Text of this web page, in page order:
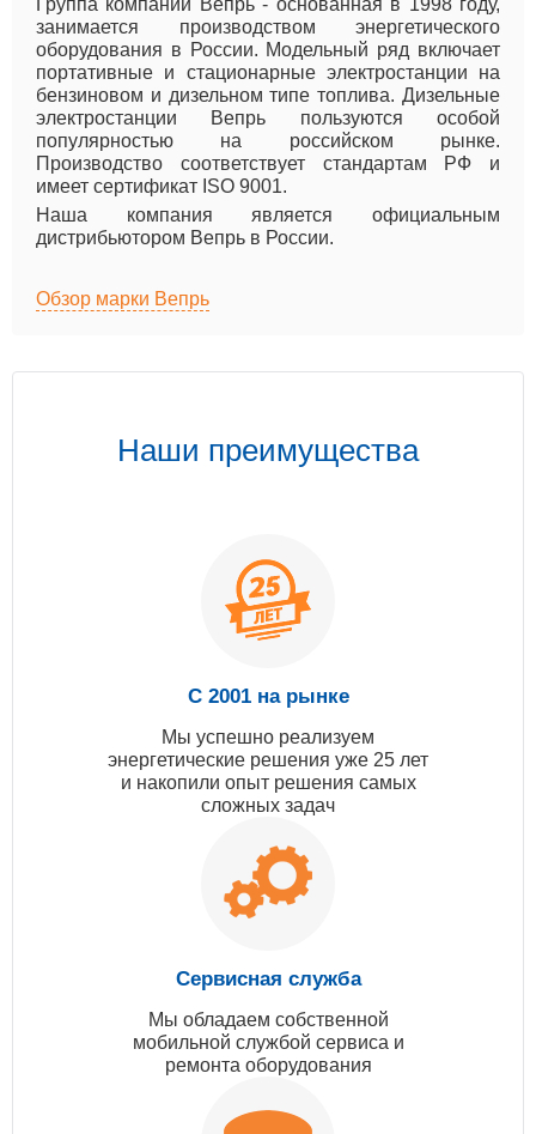
Группа компаний Вепрь - основанная в 1998 году,
занимается производством энергетического
оборудования в России. Модельный ряд включает
портативные и стационарные электростанции на
бензиновом и дизельном типе топлива. Дизельные
электростанции Вепрь пользуются особой
популярностью на российском рынке.
Производство соответствует стандартам РФ и
имеет сертификат ISO 9001.
Наша компания является официальным
дистрибьютором Вепрь в России.
Обзор марки Вепрь
Наши преимущества
С 2001 на рынке
Мы успешно реализуем
энергетические решения уже 25 лет
и накопили опыт решения самых
сложных задач
Сервисная служба
Мы обладаем собственной
мобильной службой сервиса и
ремонта оборудования